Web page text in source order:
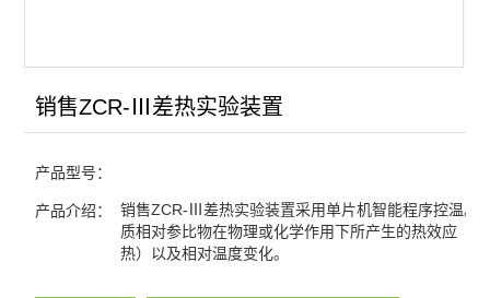
双液系沸点测定仪
中和热实验装置
销售ZCR-Ⅲ差热实验装置
产品型号：
产品介绍：
销售ZCR-Ⅲ差热实验装置采用单片机智能程序控温。
质相对参比物在物理或化学作用下所产生的热效应（
热）以及相对温度变化。